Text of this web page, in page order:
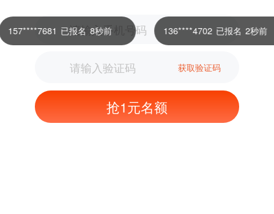
157****7681 已报名 8秒前 136****4702 已报名 2秒前
获取验证码
抢1元名额